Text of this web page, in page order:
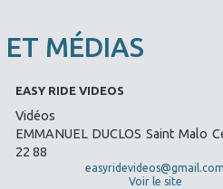
MÉDIAS
EASY RIDE VIDEOS
Vidéos
EMMANUEL DUCLOS Saint Malo
22 88
easyridevideos@gmail.com
Voir le site